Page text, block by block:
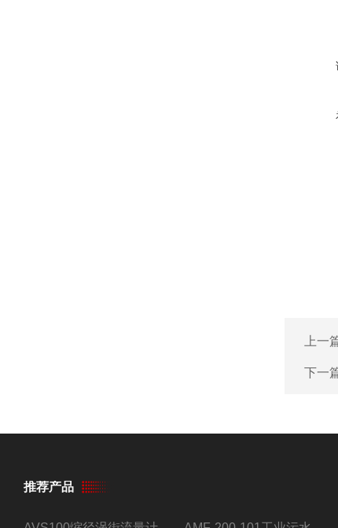
上一
下一
推荐产品